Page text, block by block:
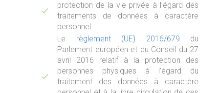
protection de la vie privée à l’égard des
traitements de données à caractère
personnel
Le règlement (UE) 2016/679 du
Parlement européen et du Conseil du 27
avril 2016 relatif à la protection des
personnes physiques à l’égard du
traitement des données à caractère